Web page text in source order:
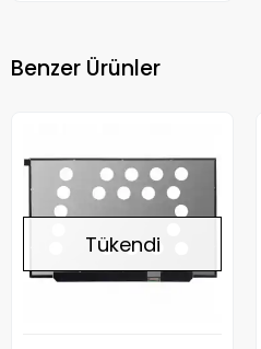
Benzer Ürünler
Tükendi